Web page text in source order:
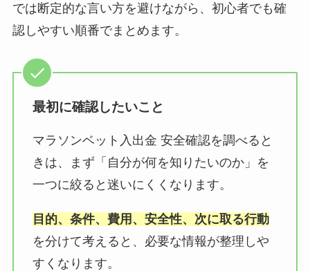
では断定的な言い方を避けながら、初心者でも確
認しやすい順番でまとめます。
最初に確認したいこと
マラソンベット入出金 安全確認を調べると
きは、まず「自分が何を知りたいのか」を
一つに絞ると迷いにくくなります。
目的、条件、費用、安全性、次に取る行動
を分けて考えると、必要な情報が整理しや
すくなります。